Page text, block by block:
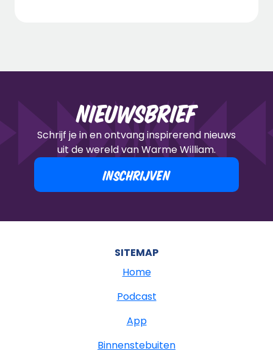
Nieuwsbrief
Schrijf je in en ontvang inspirerend nieuws
uit de wereld van Warme William.
INSCHRIJVEN
SITEMAP
Home
Podcast
App
Binnenstebuiten